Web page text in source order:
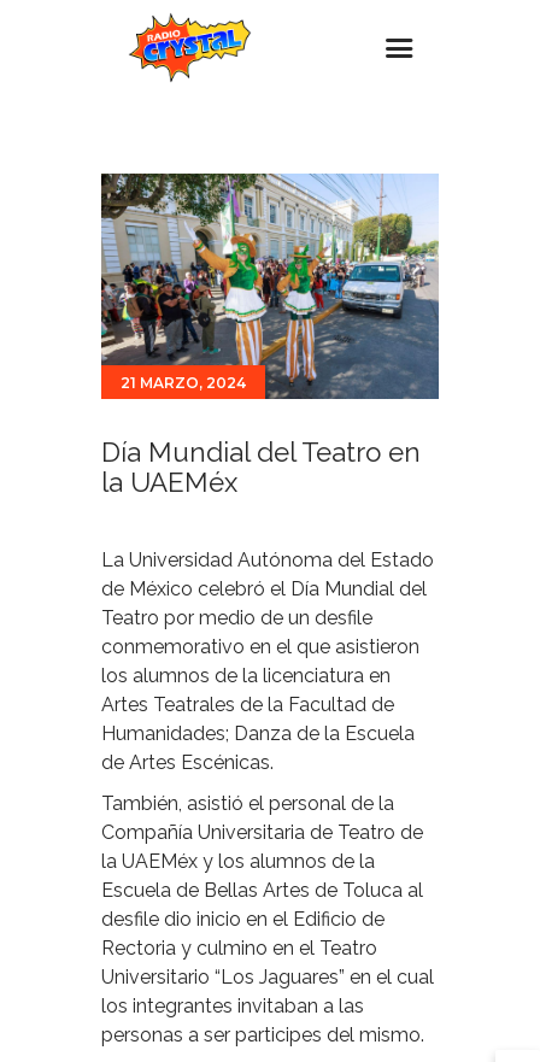
Estaciones
Eventos
Promociones
Noticias
Para ti
Contacto
21 MARZO, 2024
Día Mundial del Teatro en
la UAEMéx
La Universidad Autónoma del Estado
de México celebró el Día Mundial del
Teatro por medio de un desfile
conmemorativo en el que asistieron
los alumnos de la licenciatura en
Artes Teatrales de la Facultad de
Humanidades; Danza de la Escuela
de Artes Escénicas.
También, asistió el personal de la
Compañía Universitaria de Teatro de
la UAEMéx y los alumnos de la
Escuela de Bellas Artes de Toluca al
desfile dio inicio en el Edificio de
Rectoria y culmino en el Teatro
Universitario “Los Jaguares” en el cual
los integrantes invitaban a las
personas a ser participes del mismo.